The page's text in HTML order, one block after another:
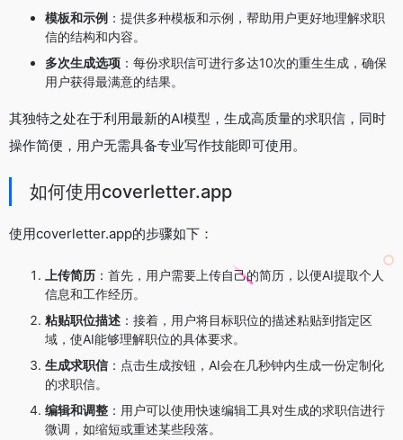
模板和示例 ：提供多种模板和示例，帮助用户更好地理解求职
信的结构和内容。
多次生成选项 ：每份求职信可进行多达10次的重生生成，确保
用户获得最满意的结果。
其独特之处在于利用最新的AI模型，生成高质量的求职信，同时
操作简便，用户无需具备专业写作技能即可使用。
如何使用coverletter.app
使用coverletter.app的步骤如下：
上传简历 ：首先，用户需要上传自己的简历，以便AI提取个人
信息和工作经历。
粘贴职位描述 ：接着，用户将目标职位的描述粘贴到指定区
域，使AI能够理解职位的具体要求。
生成求职信 ：点击生成按钮，AI会在几秒钟内生成一份定制化
的求职信。
编辑和调整 ：用户可以使用快速编辑工具对生成的求职信进行
微调，如缩短或重述某些段落。